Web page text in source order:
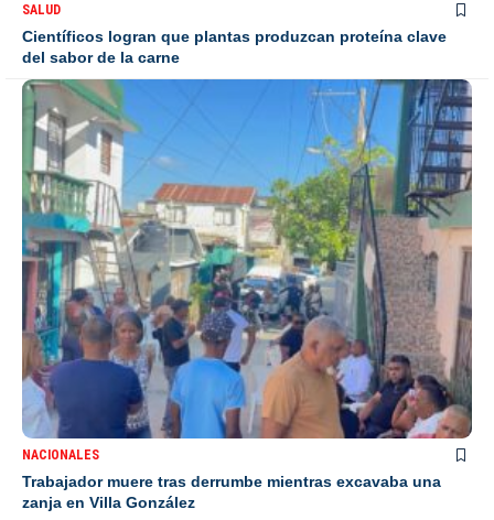
SALUD
Científicos logran que plantas produzcan proteína clave
del sabor de la carne
NACIONALES
Trabajador muere tras derrumbe mientras excavaba una
zanja en Villa González